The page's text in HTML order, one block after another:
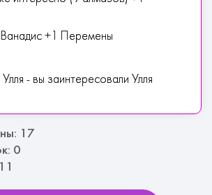
Ванадис +1 Перемены
Улля - вы заинтересовали Улля
17
0